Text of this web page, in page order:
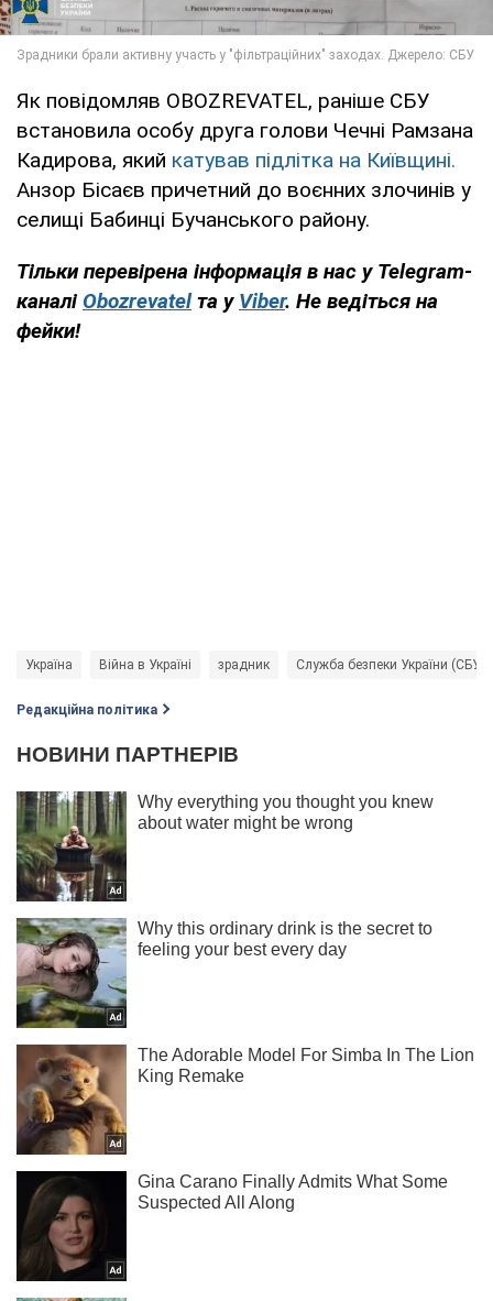
Як повідомляв OBOZREVATEL, раніше СБУ
встановила особу друга голови Чечні Рамзана
Кадирова, який катував підлітка на Київщині.
Анзор Бісаєв причетний до воєнних злочинів у
селищі Бабинці Бучанського району.
Тільки перевірена інформація в нас у Telegram-
каналі Obozrevatelта у Viber. Не ведіться на
фейки!
Україна Війна в Україні зрадник Служба безпеки України (СБУ)
Редакційна політика